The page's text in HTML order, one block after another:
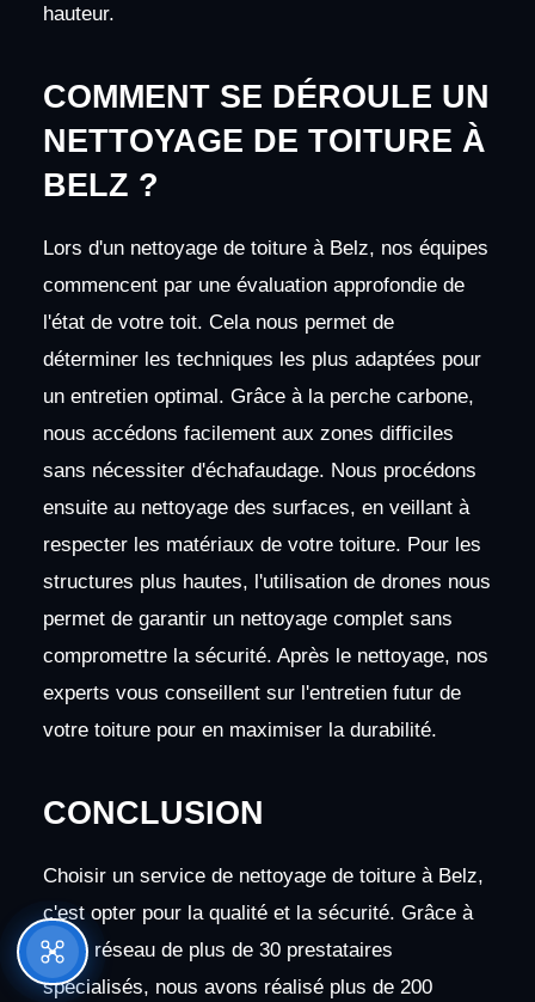
hauteur.
COMMENT SE DÉROULE UN
NETTOYAGE DE TOITURE À
BELZ ?
Lors d'un nettoyage de toiture à Belz, nos équipes
commencent par une évaluation approfondie de
l'état de votre toit. Cela nous permet de
déterminer les techniques les plus adaptées pour
un entretien optimal. Grâce à la perche carbone,
nous accédons facilement aux zones difficiles
sans nécessiter d'échafaudage. Nous procédons
ensuite au nettoyage des surfaces, en veillant à
respecter les matériaux de votre toiture. Pour les
structures plus hautes, l'utilisation de drones nous
permet de garantir un nettoyage complet sans
compromettre la sécurité. Après le nettoyage, nos
experts vous conseillent sur l'entretien futur de
votre toiture pour en maximiser la durabilité.
CONCLUSION
Choisir un service de nettoyage de toiture à Belz,
c'est opter pour la qualité et la sécurité. Grâce à
notre réseau de plus de 30 prestataires
spécialisés, nous avons réalisé plus de 200